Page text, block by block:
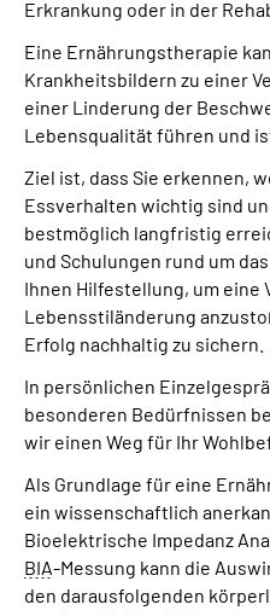
Gebärdensprache
Erkrankung oder in der
Eine Ernährungstherapie
Krankheitsbildern zu einer
einer Linderung der
Lebensqualität führen und
Ziel ist, dass Sie erkennen,
Essverhalten wichtig sind
bestmöglich langfristig
und Schulungen rund um
Ihnen Hilfestellung, um eine
Lebensstiländerung
Erfolg nachhaltig zu sichern.
In persönlichen
besonderen Bedürfnissen
wir einen Weg für Ihr
Als Grundlage für eine
ein wissenschaftlich
Bioelektrische Impedanz
BIA-Messung kann die
den darausfolgenden